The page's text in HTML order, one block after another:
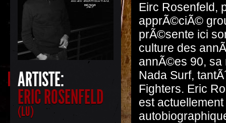
ARTISTE:
ERIC ROSENFELD
(LU)
Eirc Rosenfeld,
apprÃ©ciÃ©
prÃ©sente ici
culture des
annÃ©es 90, sa
Nada Surf,
Fighters. Eric
est